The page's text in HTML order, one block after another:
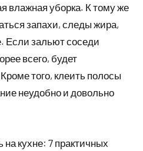
влажная уборка. К тому же
запахи, следы жира,
Если зальют соседи
всего, будет
того, клеить полосы
неудобно и довольно